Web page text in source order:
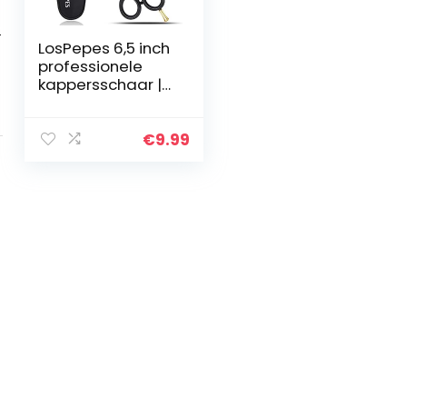
LosPepes 6,5 inch
professionele
kappersschaar |
schroeven |
€9.99